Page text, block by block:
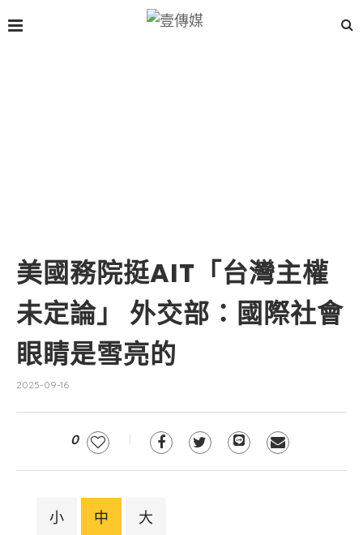
美國務院挺AIT「台灣主權
未定論」 外交部：國際社會
眼睛是雪亮的
2025-09-16
0
小 中 大